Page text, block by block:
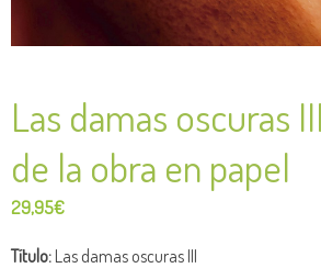
Las damas oscuras
de la obra en papel
29,95€
Título:Las damas oscuras III